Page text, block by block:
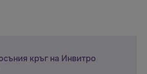
кръг на Инвитро